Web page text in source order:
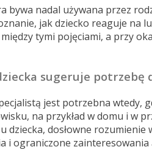
bywa nadal używana przez
jak dziecko reaguje na
tymi pojęciami, a przy
sugeruje potrzebę
jest potrzebna wtedy,
na przykład w domu i w
dziecka, dosłowne
i ograniczone